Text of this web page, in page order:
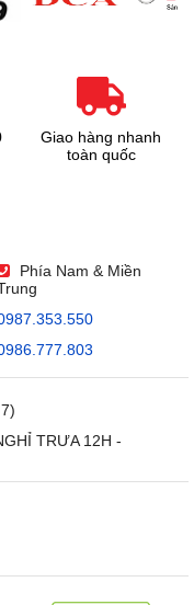
Giao hàng nhanh
toàn quốc
Phía Nam & Miền
TRƯA 12H -